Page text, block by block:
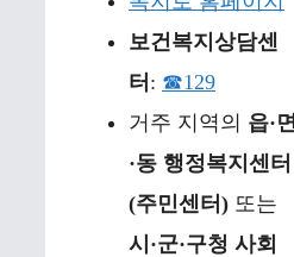
보건복지상담센
터 : ☎129
거주 지역의 읍·면
·동 행정복지센터
(주민센터) 또는
시·군·구청 사회